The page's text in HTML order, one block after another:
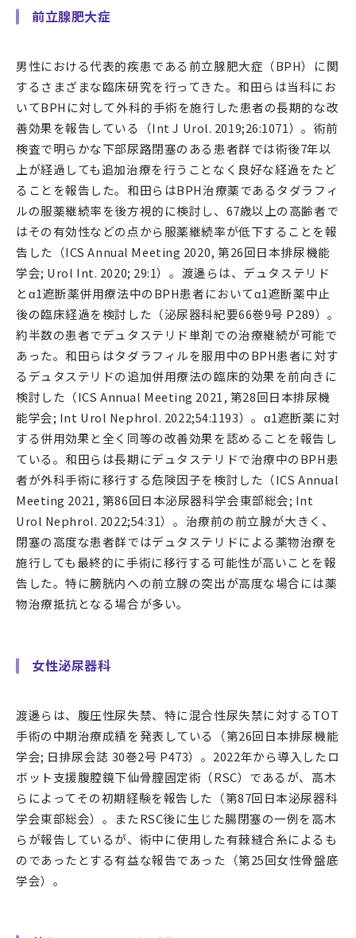
前立腺肥大症
男性における代表的疾患である前立腺肥大症（BPH）に関
するさまざまな臨床研究を行ってきた。和田らは当科にお
いてBPH に対して外科的手術を施行した患者の長期的な改
善効果を報告している（Int J Urol. 2019;26:1071）。術前
検査で明らかな下部尿路閉塞のある患者群では術後7年以
上が経過しても追加治療を行うことなく良好な経過をたど
ることを報告した。和田らはBPH治療薬であるタダラフィ
ルの服薬継続率を後方視的に検討し、 67歳以上の高齢者で
はその有効性などの点から服薬継続率が低下することを報
告した（ICS Annual Meeting 2020,第26回日本排尿機能
学会; Urol Int. 2020; 29:1）。渡邊らは、デュタステリド
とα1遮断薬併用療法中のBPH患者においてα1遮断薬中止
後の臨床経過を検討した（泌尿器科紀要66巻9号 P289）。
約半数の患者でデュタステリド単剤での治療継続が可能で
あった。和田らはタダラフィルを服用中のBPH患者に対す
るデュタステリドの追加併用療法の臨床的効果を前向きに
検討した（ICS Annual Meeting 2021, 第28回日本排尿機
能学会; Int Urol Nephrol. 2022;54:1193）。α1遮断薬に対
する併用効果と全く同等の改善効果を認めることを報告し
ている。和田らは長期にデュタステリドで治療中のBPH患
者が外科手術に移行する危険因子を検討した（ICS Annual
Meeting 2021, 第86回日本泌尿器科学会東部総会; Int
Urol Nephrol. 2022;54:31）。治療前の前立腺が大きく、
閉塞の高度な患者群ではデュタステリドによる薬物治療を
施行しても最終的に手術に移行する可能性が高いことを報
告した。特に膀胱内への前立腺の突出が高度な場合には薬
物治療抵抗となる場合が多い。
女性泌尿器科
渡邊らは、腹圧性尿失禁、特に混合性尿失禁に対するTOT
手術の中期治療成績を発表している（第26回日本排尿機能
学会; 日排尿会誌 30巻2号 P473）。 2022年から導入したロ
ボット支援腹腔鏡下仙骨膣固定術（RSC）であるが、高木
らによってその初期経験を報告した（第87回日本泌尿器科
学会東部総会）。またRSC後に生じた腸閉塞の一例を高木
らが報告しているが、術中に使用した有棘縫合糸によるも
のであったとする有益な報告であった（第25回女性骨盤底
学会）。